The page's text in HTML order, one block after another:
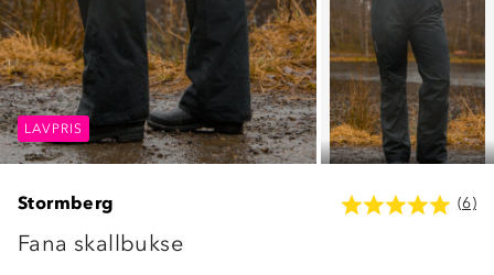
LAVPRIS LAVPRIS
LAVPRIS
Stormberg (6)
Fana skallbukse